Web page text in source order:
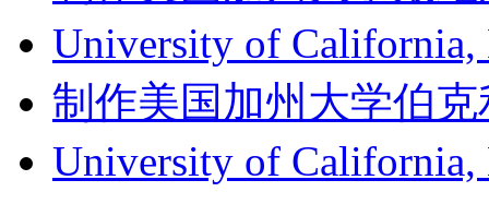
University of
制作美国加州大学伯
University of